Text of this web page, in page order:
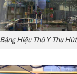
Bảng Hiệu Thú Y Thu Hút